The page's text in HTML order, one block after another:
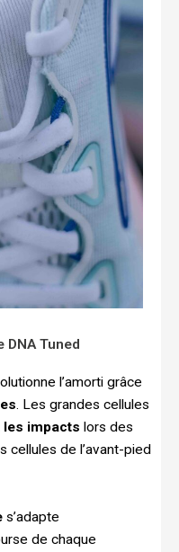
Tuned
l’amorti grâce
. Les grandes cellules
les impacts lors des
cellules de l’avant-pied
s’adapte
de chaque